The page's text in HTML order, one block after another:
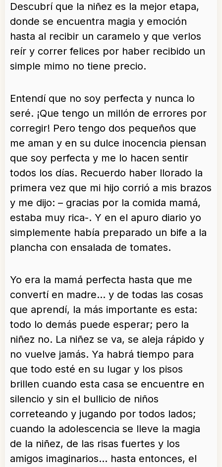
Descubrí que la niñez es la mejor etapa,
donde se encuentra magia y emoción
hasta al recibir un caramelo y que verlos
reír y correr felices por haber recibido un
simple mimo no tiene precio.
Entendí que no soy perfecta y nunca lo
seré. ¡Que tengo un millón de errores por
corregir! Pero tengo dos pequeños que
me aman y en su dulce inocencia piensan
que soy perfecta y me lo hacen sentir
todos los días. Recuerdo haber llorado la
primera vez que mi hijo corrió a mis brazos
y me dijo: – gracias por la comida mamá,
estaba muy rica-. Y en el apuro diario yo
simplemente había preparado un bife a la
plancha con ensalada de tomates.
Yo era la mamá perfecta hasta que me
convertí en madre… y de todas las cosas
que aprendí, la más importante es esta:
todo lo demás puede esperar; pero la
niñez no. La niñez se va, se aleja rápido y
no vuelve jamás. Ya habrá tiempo para
que todo esté en su lugar y los pisos
brillen cuando esta casa se encuentre en
silencio y sin el bullicio de niños
correteando y jugando por todos lados;
cuando la adolescencia se lleve la magia
de la niñez, de las risas fuertes y los
amigos imaginarios… hasta entonces, el